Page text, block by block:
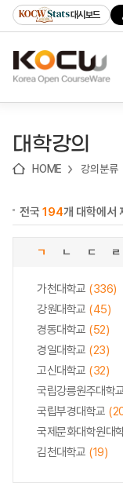
기
기
기
content)
가
대시보드
대학강의
HOME 강의분류
전국194개 대학에서
ㄱ ㄴ ㄷ ㄹ
가천대학교 (336)
강원대학교 (45)
경동대학교 (52)
경일대학교 (23)
고신대학교 (32)
국립강릉원주대학
국립부경대학교
국제문화대학원대
김천대학교 (19)